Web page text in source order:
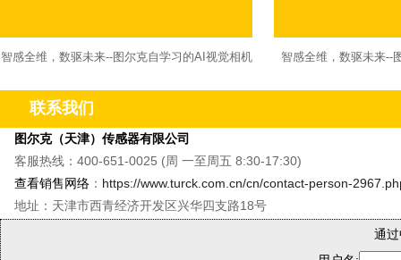
智感全维，数驱未来--图尔克自学习的AI视觉相机
智感全维，数驱未来--
联系我们
图尔克（天津）传感器有限公司
客服热线：400-651-0025 (周 一至周五 8:30-17:30)
查看销售网络 ： https://www.turck.com.cn/cn/contact-person-
地址：天津市西青经济开发区兴华四支路18号
通